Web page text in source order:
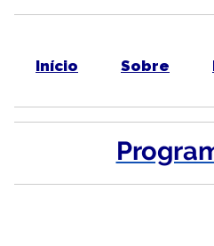
Início Sobre